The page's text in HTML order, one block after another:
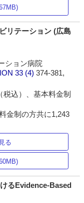
リテーション (広島
ション病院
33 (4)374-381,
込）、基本料金制
金制の方共に1,243
る
るEvidence-Based